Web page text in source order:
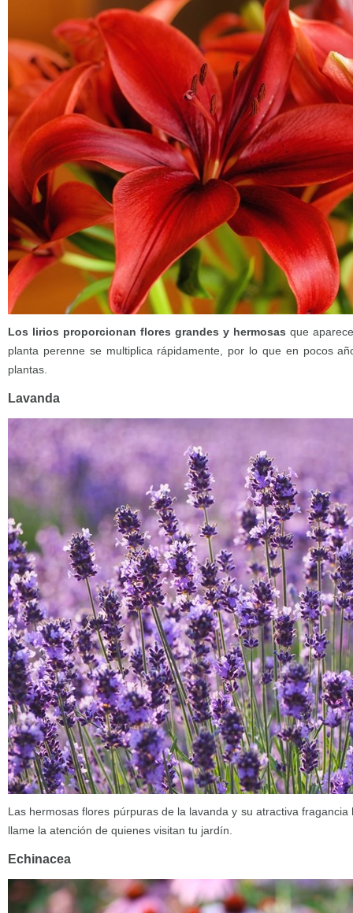
Los lirios proporcionan flores grandes y hermosas que
planta perenne se multiplica rápidamente, por lo que en pocos
plantas.
Lavanda
Las hermosas flores púrpuras de la lavanda y su atractiva
llame la atención de quienes visitan tu jardín.
Echinacea